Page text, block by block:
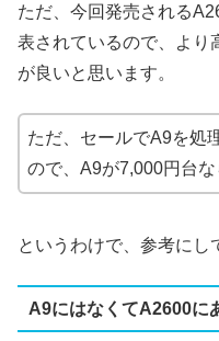
ただ、今回発売される
表されているので、より
が良いと思います。
ただ、セールでA9を処
ので、A9が7,000円台な
というわけで、参考にし
A9にはなくてA2600に